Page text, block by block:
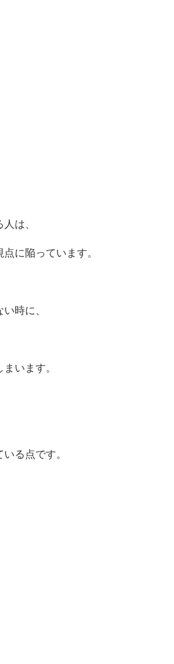
は、
に陥っています。
時に、
います。
る点です。